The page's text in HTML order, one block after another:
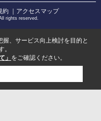
約 ｜アクセスマップ
rights reserved.
、サービス向上検討を目的と
。
」 をご確認ください。